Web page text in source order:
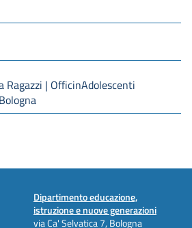
Ragazzi | OfficinAdolescenti
Dipartimento educazione,
istruzione e nuove generazioni
via Ca' Selvatica 7, Bologna